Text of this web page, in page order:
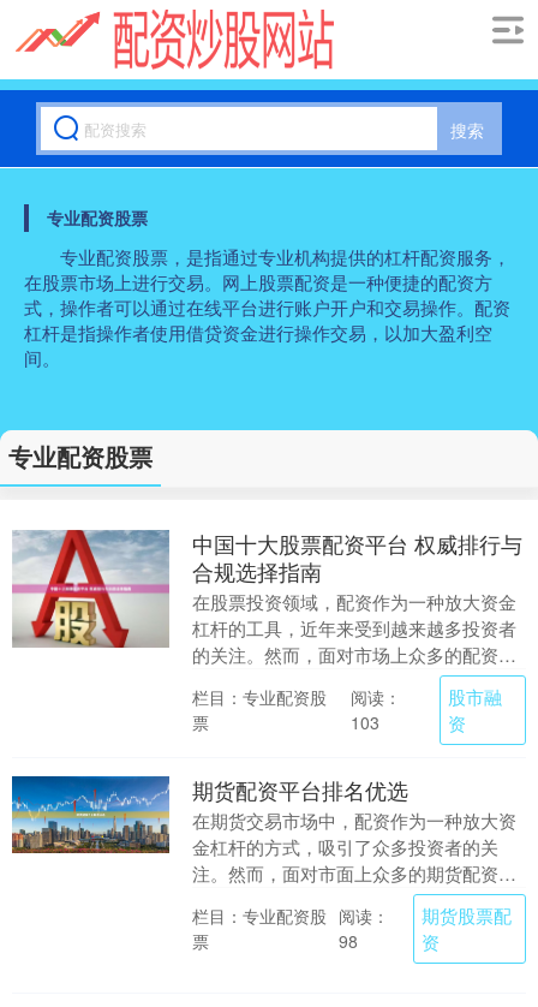
搜索
专业配资股票
专业配资股票，是指通过专业机构提供的杠杆配资服务，
在股票市场上进行交易。网上股票配资是一种便捷的配资方
式，操作者可以通过在线平台进行账户开户和交易操作。配资
杠杆是指操作者使用借贷资金进行操作交易，以加大盈利空
间。
专业配资股票
中国十大股票配资平台 权威排行与
合规选择指南
在股票投资领域，配资作为一种放大资金
杠杆的工具，近年来受到越来越多投资者
的关注。然而，面对市场上众多的配资平
台，如何选择安全、合规的平台成为投资
者面临的首要问题....
栏目：专业配资股
票
阅读：
103
股市融
资
期货配资平台排名优选
在期货交易市场中，配资作为一种放大资
金杠杆的方式，吸引了众多投资者的关
注。然而，面对市面上众多的期货配资平
台期货股票配资，如何选择一家安全、合
规、服务优质的平台....
栏目：专业配资股
票
阅读：
98
期货股票配
资